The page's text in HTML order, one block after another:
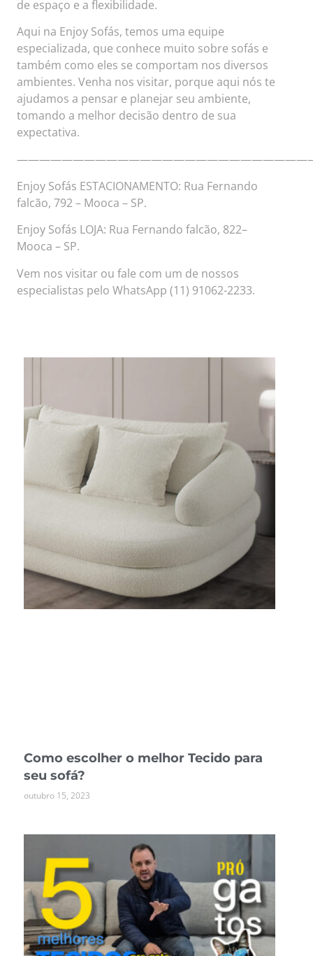
de espaço e a flexibilidade.
Aqui na Enjoy Sofás, temos uma equipe
especializada, que conhece muito sobre sofás e
também como eles se comportam nos diversos
ambientes. Venha nos visitar, porque aqui nós te
ajudamos a pensar e planejar seu ambiente,
tomando a melhor decisão dentro de sua
expectativa.
Enjoy Sofás ESTACIONAMENTO: Rua Fernando
falcão, 792 – Mooca – SP.
Enjoy Sofás LOJA: Rua Fernando falcão, 822–
Mooca – SP.
Vem nos visitar ou fale com um de nossos
especialistas pelo WhatsApp (11) 91062-2233.
Como escolher o melhor Tecido para
seu sofá?
outubro 15, 2023